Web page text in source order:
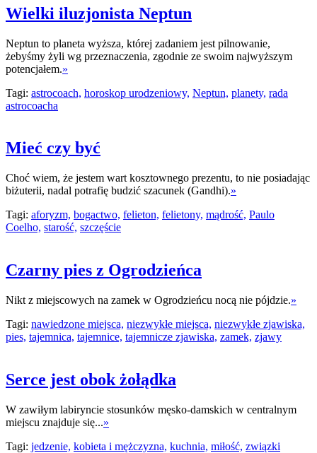
Wielki iluzjonista Neptun
Neptun to planeta wyższa, której zadaniem jest pilnowanie,
żebyśmy żyli wg przeznaczenia, zgodnie ze swoim najwyższym
potencjałem.»
Tagi: astrocoach, horoskop urodzeniowy, Neptun, planety, rada
astrocoacha
Mieć czy być
Choć wiem, że jestem wart kosztownego prezentu, to nie posiadając
biżuterii, nadal potrafię budzić szacunek (Gandhi).»
Tagi: aforyzm, bogactwo, felieton, felietony, mądrość, Paulo
Coelho, starość, szczęście
Czarny pies z Ogrodzieńca
Nikt z miejscowych na zamek w Ogrodzieńcu nocą nie pójdzie.»
Tagi: nawiedzone miejsca, niezwykłe miejsca, niezwykłe zjawiska,
pies, tajemnica, tajemnice, tajemnicze zjawiska, zamek, zjawy
Serce jest obok żołądka
W zawiłym labiryncie stosunków męsko-damskich w centralnym
miejscu znajduje się...»
Tagi: jedzenie, kobieta i mężczyzna, kuchnia, miłość, związki